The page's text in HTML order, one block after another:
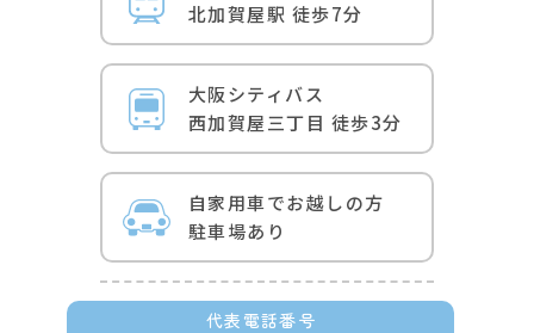
北加賀屋駅 徒歩7分
⼤阪シティバス
⻄加賀屋三丁⽬ 徒歩3分
自家用車でお越しの方
駐車場あり
代表電話番号